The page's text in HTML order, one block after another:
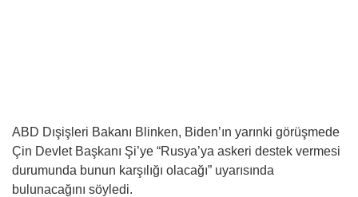
ABD Dışişleri Bakanı Blinken, Biden’ın yarınki görüşmede
Çin Devlet Başkanı Şi’ye “Rusya’ya askeri destek vermesi
durumunda bunun karşılığı olacağı” uyarısında
bulunacağını söyledi.